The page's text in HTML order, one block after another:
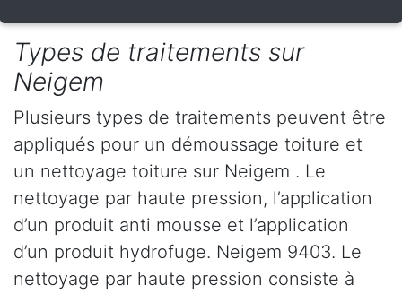
Types de traitements sur
Neigem
Plusieurs types de traitements peuvent être
appliqués pour un démoussage toiture et
un nettoyage toiture sur Neigem . Le
nettoyage par haute pression, l’application
d’un produit anti mousse et l’application
d’un produit hydrofuge. Neigem 9403. Le
nettoyage par haute pression consiste à